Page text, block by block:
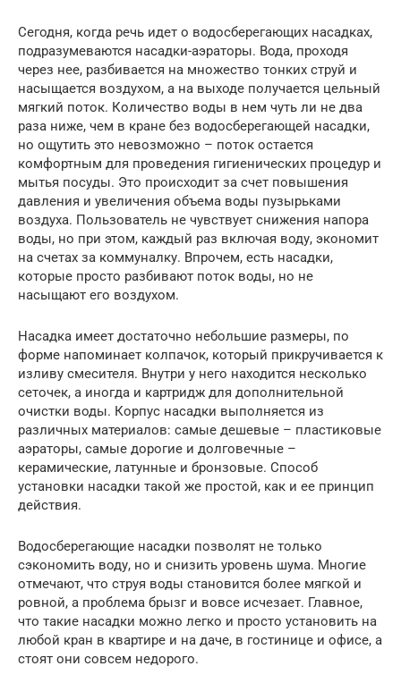
Сегодня, когда речь идет о водосберегающих насадках,
подразумеваются насадки-аэраторы. Вода, проходя
через нее, разбивается на множество тонких струй и
насыщается воздухом, а на выходе получается цельный
мягкий поток. Количество воды в нем чуть ли не два
раза ниже, чем в кране без водосберегающей насадки,
но ощутить это невозможно – поток остается
комфортным для проведения гигиенических процедур и
мытья посуды. Это происходит за счет повышения
давления и увеличения объема воды пузырьками
воздуха. Пользователь не чувствует снижения напора
воды, но при этом, каждый раз включая воду, экономит
на счетах за коммуналку. Впрочем, есть насадки,
которые просто разбивают поток воды, но не
насыщают его воздухом.
Насадка имеет достаточно небольшие размеры, по
форме напоминает колпачок, который прикручивается к
изливу смесителя. Внутри у него находится несколько
сеточек, а иногда и картридж для дополнительной
очистки воды. Корпус насадки выполняется из
различных материалов: самые дешевые – пластиковые
аэраторы, самые дорогие и долговечные –
керамические, латунные и бронзовые. Способ
установки насадки такой же простой, как и ее принцип
действия.
Водосберегающие насадки позволят не только
сэкономить воду, но и снизить уровень шума. Многие
отмечают, что струя воды становится более мягкой и
ровной, а проблема брызг и вовсе исчезает. Главное,
что такие насадки можно легко и просто установить на
любой кран в квартире и на даче, в гостинице и офисе, а
стоят они совсем недорого.